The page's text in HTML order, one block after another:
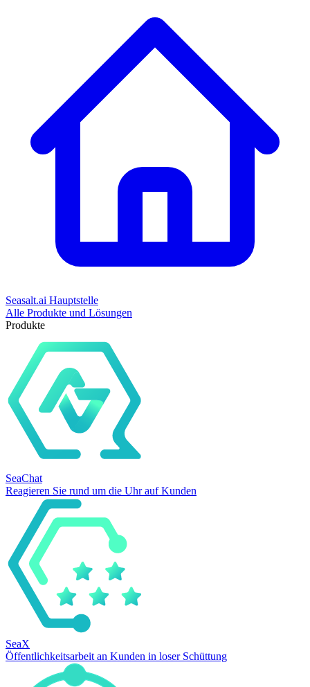
Seasalt.ai Hauptstelle
Alle Produkte und Lösungen
Produkte
SeaChat
Reagieren Sie rund um die Uhr auf Kunden
SeaX
Öffentlichkeitsarbeit an Kunden in loser Schüttung